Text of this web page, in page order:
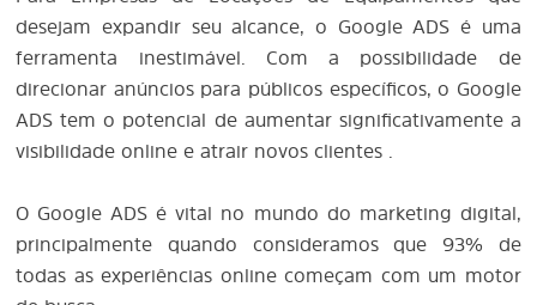
desejam expandir seu alcance, o Google ADS é uma
ferramenta inestimável. Com a possibilidade de
direcionar anúncios para públicos específicos, o Google
ADS tem o potencial de aumentar significativamente a
visibilidade online e atrair novos clientes .
O Google ADS é vital no mundo do marketing digital,
principalmente quando consideramos que 93% de
todas as experiências online começam com um motor